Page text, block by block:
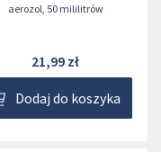
aerozol, 50 mililitrów
21,99 zł
Dodaj do koszyka